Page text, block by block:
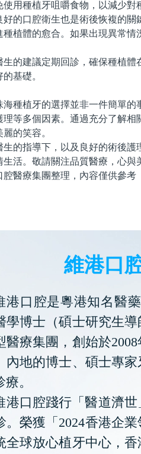
用種植牙咀嚼食物，以減少對
口腔衛生也是術後恢複的關
種植體的愈合。如果出現異常
建議定期回診，確保種植體
基礎。
植牙的選擇並非一件簡單的
理等多個因素。通過充分了解
的笑容。
指導下，以及良好的術後護
活。敬請關注品質醫療，心與
醫療集團整理，內容僅供參考
維港口
港口腔是粵港知名醫
學博士（碩士研究生
醫療集團，創始於
內地的博士、碩士專
。
港口腔踐行「醫道濟
。榮獲「2024香港企
全球放心植牙中心，